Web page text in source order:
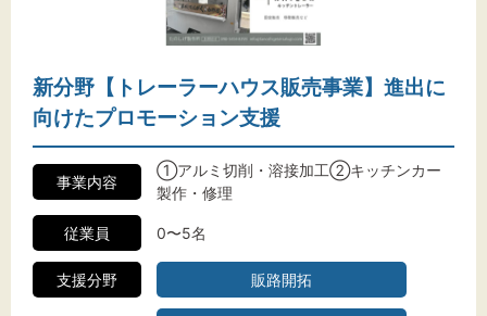
新分野【トレーラーハウス販売事業】進出に
向けたプロモーション支援
事業内容
①アルミ切削・溶接加工②キッチンカー
製作・修理
従業員 0〜5名
支援分野 販路開拓